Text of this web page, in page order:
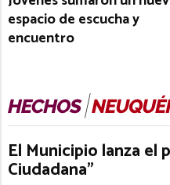
espacio de escucha y
encuentro
El Municipio lanza el
Ciudadana”